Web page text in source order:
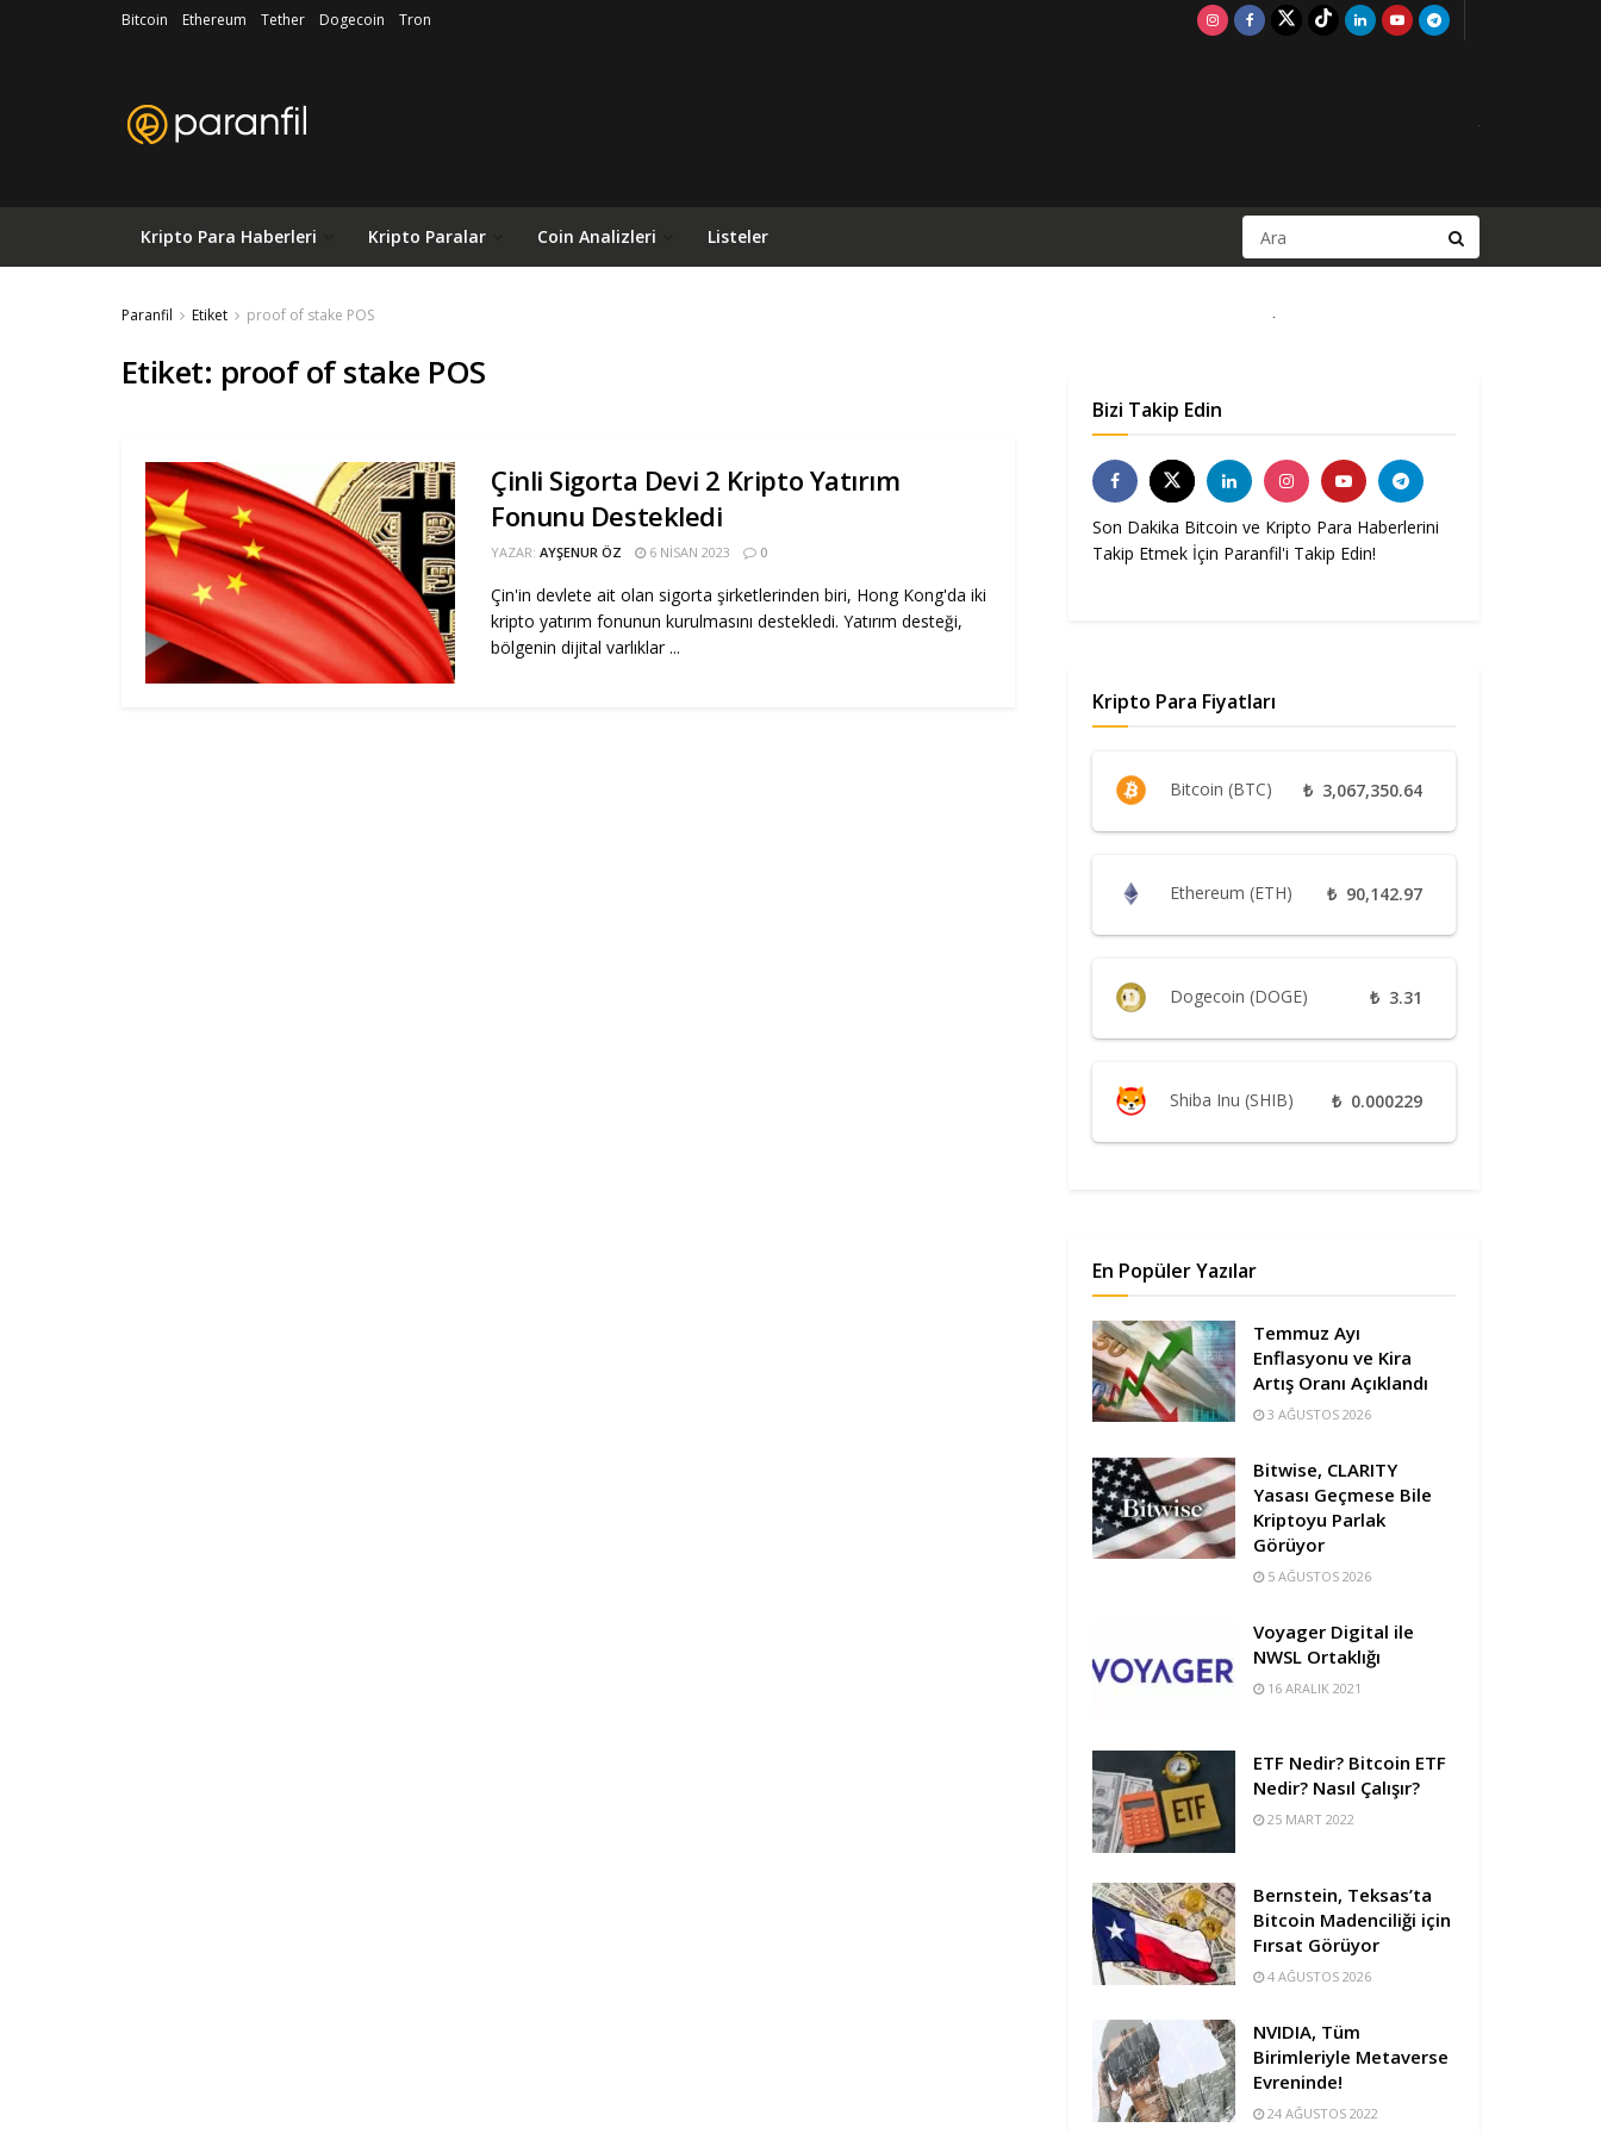
Bitcoin Ethereum Tether Dogecoin Tron
Kripto Para Haberleri Kripto Paralar Coin Analizleri Listeler
Paranfil Etiket proof of stake POS
Etiket: proof of stake POS
Çinli Sigorta Devi 2 Kripto Yatırım
Fonunu Destekledi
YAZAR: AYŞENUR ÖZ 6 NISAN 2023 0
Çin'in devlete ait olan sigorta şirketlerinden biri, Hong Kong'da iki
kripto yatırım fonunun kurulmasını destekledi. Yatırım desteği,
bölgenin dijital varlıklar ...
Bizi Takip Edin
Son Dakika Bitcoin ve Kripto Para Haberlerini
Takip Etmek İçin Paranfil'i Takip Edin!
Kripto Para Fiyatları
Bitcoin (BTC) ₺ 3,067,350.64
Ethereum (ETH) ₺ 90,142.97
Dogecoin (DOGE) ₺ 3.31
Shiba Inu (SHIB) ₺ 0.000229
En Popüler Yazılar
Temmuz Ayı
Enflasyonu ve Kira
Artış Oranı Açıklandı
3 AĞUSTOS 2026
Bitwise, CLARITY
Yasası Geçmese Bile
Kriptoyu Parlak
Görüyor
5 AĞUSTOS 2026
Voyager Digital ile
NWSL Ortaklığı
16 ARALIK 2021
ETF Nedir? Bitcoin ETF
Nedir? Nasıl Çalışır?
25 MART 2022
Bernstein, Teksas’ta
Bitcoin Madenciliği için
Fırsat Görüyor
4 AĞUSTOS 2026
NVIDIA, Tüm
Birimleriyle Metaverse
Evreninde!
24 AĞUSTOS 2022